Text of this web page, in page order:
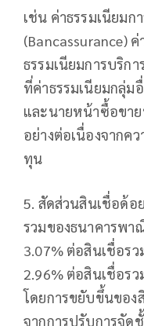
เช่น ค่าธรรมเนียม
(Bancassurance)
ธรรมเนียมการบริก
ที่ค่าธรรมเนียมกลุ่ม
และนายหน้าซื้อขา
อย่างต่อเนื่องจากค
ทุน
5. สัดส่วนสินเชื่อด้
รวมของธนาคารพ
3.07% ต่อสินเชื่อร
2.96% ต่อสินเชื่อร
โดยการขยับขึ้นขอ
จากการปรับการจัด